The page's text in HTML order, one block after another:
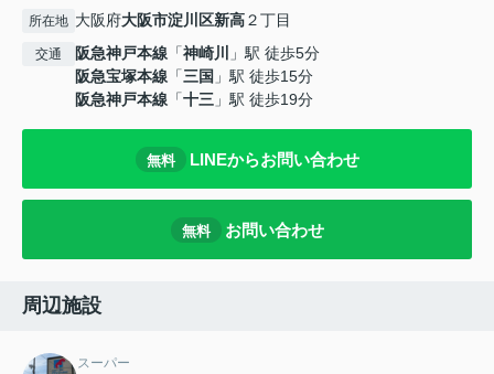
所在地 大阪府大阪市淀川区新高２丁目
交通 阪急神戸本線 「神崎川
」駅 徒歩5分
阪急宝塚本線 「三国 」駅 徒歩15分
阪急神戸本線 「十三 」駅 徒歩19分
無料 LINEからお問い合わせ
無料 お問い合わせ
周辺施設
スーパー